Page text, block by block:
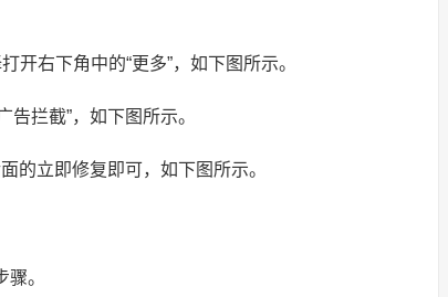
右下角中的“更多”，如下图所示。
拦截”，如下图所示。
的立即修复即可，如下图所示。
。